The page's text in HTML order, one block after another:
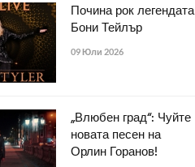
Почина рок легендата
Бони Тейлър
09 Юли 2026
„Влюбен град“: Чуйте
новата песен на
Орлин Горанов!